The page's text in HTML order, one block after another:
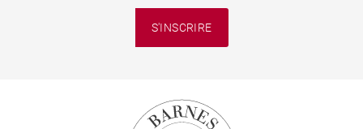
S'INSCRIRE